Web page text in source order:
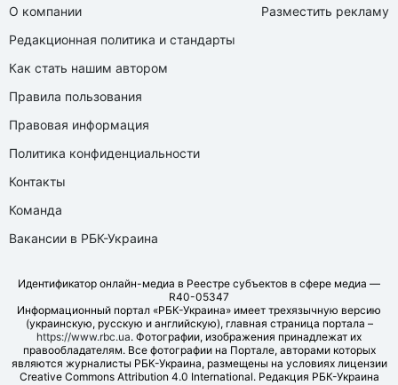
О компании
Редакционная политика и стандарты
Как стать нашим автором
Правила пользования
Правовая информация
Политика конфиденциальности
Контакты
Команда
Вакансии в РБК-Украина
Разместить рекламу
Идентификатор онлайн-медиа в Реестре субъектов в сфере медиа —
R40-05347
Информационный портал «РБК-Украина» имеет трехязычную версию
(украинскую, русскую и английскую), главная страница портала –
https://www.rbc.ua. Фотографии, изображения принадлежат их
правообладателям. Все фотографии на Портале, авторами которых
являются журналисты РБК-Украина, размещены на условиях лицензии
Creative Commons Attribution 4.0 International. Редакция РБК-Украина